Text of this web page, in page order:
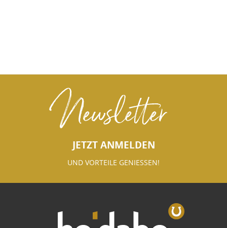
Newsletter
JETZT ANMELDEN
UND VORTEILE GENIESSEN!